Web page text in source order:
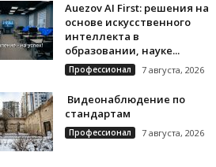
Auezov AI First: решения на
основе искусственного
интеллекта в
образовании, науке...
Профессионал 7 августа, 2026
Видеонаблюдение по
стандартам
Профессионал 7 августа, 2026